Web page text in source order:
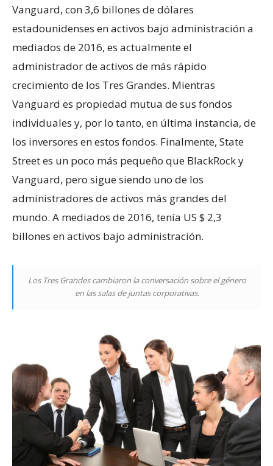
Vanguard, con 3,6 billones de dólares
estadounidenses en activos bajo administración a
mediados de 2016, es actualmente el
administrador de activos de más rápido
crecimiento de los Tres Grandes. Mientras
Vanguard es propiedad mutua de sus fondos
individuales y, por lo tanto, en última instancia, de
los inversores en estos fondos. Finalmente, State
Street es un poco más pequeño que BlackRock y
Vanguard, pero sigue siendo uno de los
administradores de activos más grandes del
mundo. A mediados de 2016, tenía US $ 2,3
billones en activos bajo administración.
Los Tres Grandes cambiaron la conversación sobre el género
en las salas de juntas corporativas.